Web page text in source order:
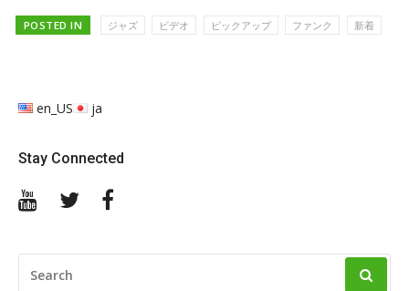
POSTED IN ジャズ ビデオ ピックアップ ファンク 新着
en_US ja
Stay Connected
YouTubeTwitter
FOR: